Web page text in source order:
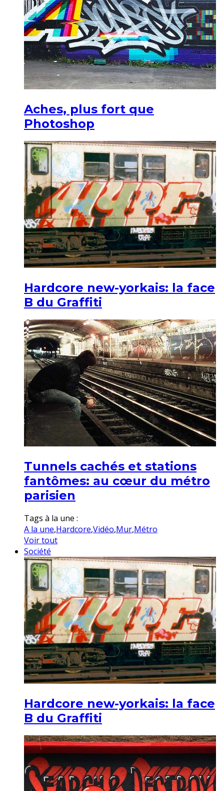
Aches, plus fort que
Photoshop
Hardcore new-yorkais: la face
B du Graffiti
Tunnels cachés et stations
fantômes: au cœur du métro
parisien
Tags à la une :
A la une,Hardcore,Vidéo,Mur,Métro
Voir tout
Société
Hardcore new-yorkais: la face
B du Graffiti